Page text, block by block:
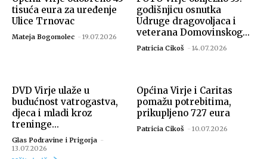
tisuća eura za uređenje
Ulice Trnovac
Mateja Bogomolec - 19.07.2026
godišnjicu osnutka
Udruge dragovoljaca i
veterana Domovinskog...
Patricia Cikoš - 14.07.2026
DVD Virje ulaže u
budućnost vatrogastva,
djeca i mladi kroz
treninge...
Glas Podravine i Prigorja -
13.07.2026
Općina Virje i Caritas
pomažu potrebitima,
prikupljeno 727 eura
Patricia Cikoš - 10.07.2026